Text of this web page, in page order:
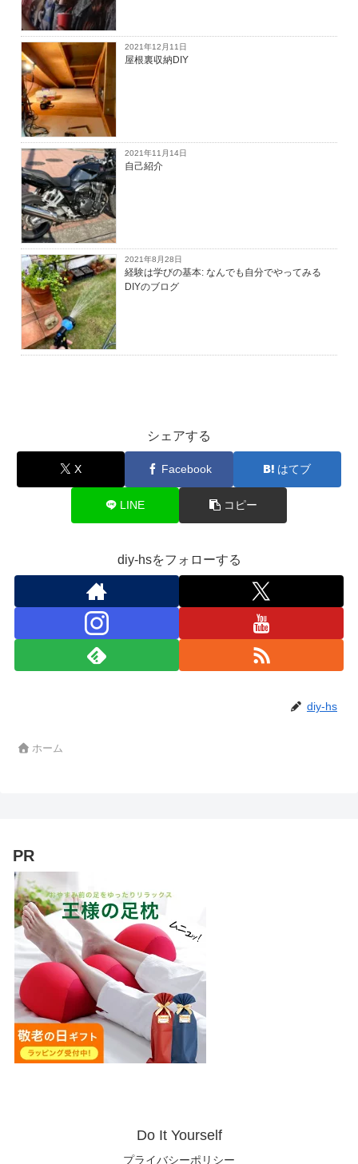
2021年12月11日
屋根裏収納DIY
2021年11月14日
自己紹介
2021年8月28日
経験は学びの基本: なんでも自分でやってみる
DIYのブログ
シェアする
X Facebook はてブ
LINE コピー
diy-hsをフォローする
diy-hs
ホーム
PR
Do It Yourself
プライバシーポリシー